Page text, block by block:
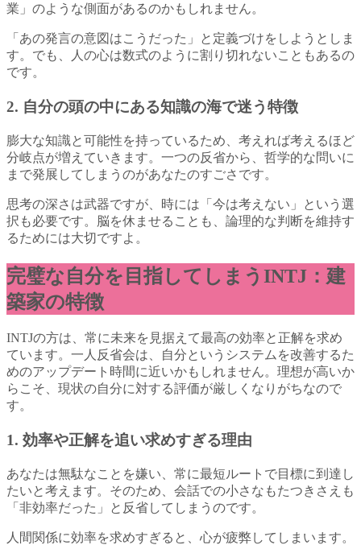
業」のような側面があるのかもしれません。
「あの発言の意図はこうだった」と定義づけをしようとしま
す。でも、人の心は数式のように割り切れないこともあるの
です。
2. 自分の頭の中にある知識の海で迷う特徴
膨大な知識と可能性を持っているため、考えれば考えるほど
分岐点が増えていきます。一つの反省から、哲学的な問いに
まで発展してしまうのがあなたのすごさです。
思考の深さは武器ですが、時には「今は考えない」という選
択も必要です。脳を休ませることも、論理的な判断を維持す
るためには大切ですよ。
完璧な自分を目指してしまうINTJ：建
築家の特徴
INTJの方は、常に未来を見据えて最高の効率と正解を求め
ています。一人反省会は、自分というシステムを改善するた
めのアップデート時間に近いかもしれません。理想が高いか
らこそ、現状の自分に対する評価が厳しくなりがちなので
す。
1. 効率や正解を追い求めすぎる理由
あなたは無駄なことを嫌い、常に最短ルートで目標に到達し
たいと考えます。そのため、会話での小さなもたつきさえも
「非効率だった」と反省してしまうのです。
人間関係に効率を求めすぎると、心が疲弊してしまいます。